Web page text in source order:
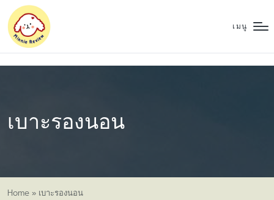
เมนู
เบาะรองนอน
Home » เบาะรองนอน